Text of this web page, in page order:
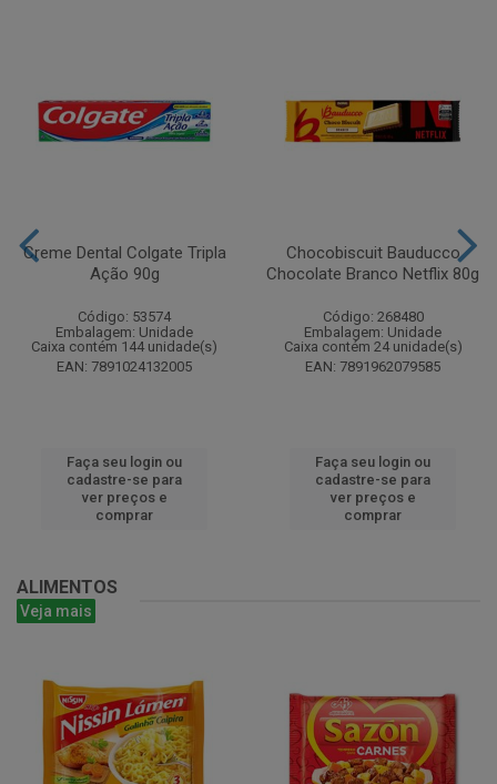
Creme Dental Colgate Tripla
Ação 90g
Código: 53574
Embalagem: Unidade
Caixa contém 144 unidade(s)
EAN: 7891024132005
Faça seu login ou
cadastre-se para
ver preços e
comprar
Chocobiscuit Bauducco
Chocolate Branco Netflix 80g
Código: 268480
Embalagem: Unidade
Caixa contém 24 unidade(s)
EAN: 7891962079585
Faça seu login ou
cadastre-se para
ver preços e
comprar
ALIMENTOS
Veja mais